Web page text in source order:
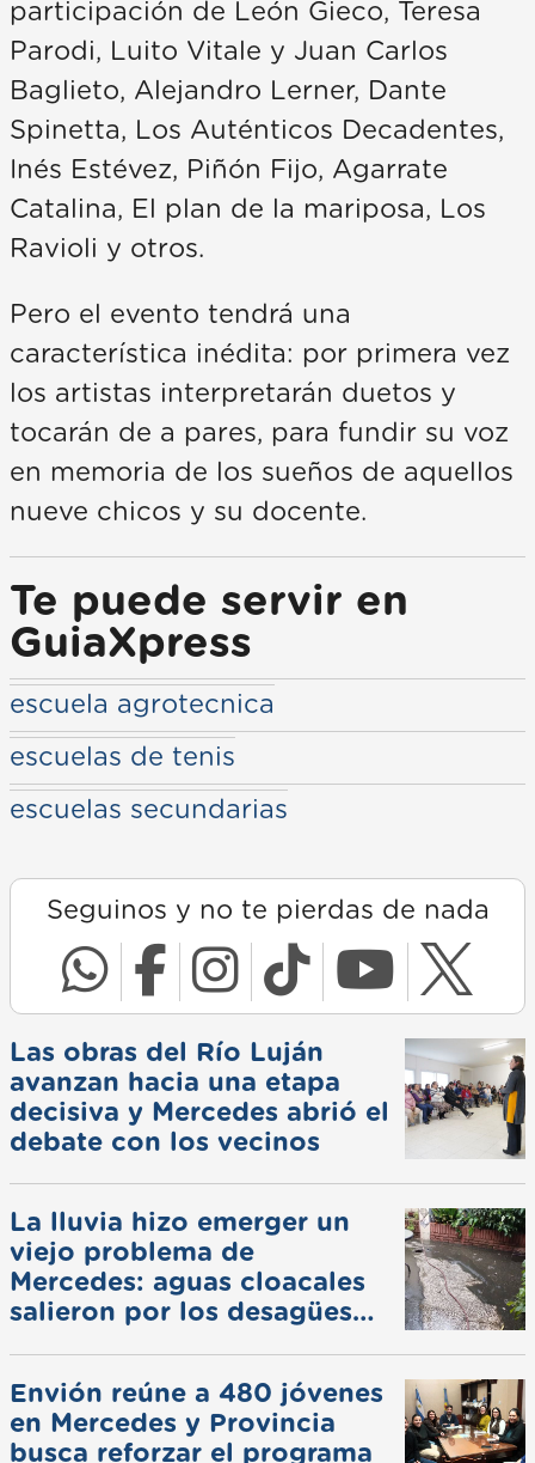
participación de León Gieco, Teresa
Parodi, Luito Vitale y Juan Carlos
Baglieto, Alejandro Lerner, Dante
Spinetta, Los Auténticos Decadentes,
Inés Estévez, Piñón Fijo, Agarrate
Catalina, El plan de la mariposa, Los
Ravioli y otros.
Pero el evento tendrá una
característica inédita: por primera vez
los artistas interpretarán duetos y
tocarán de a pares, para fundir su voz
en memoria de los sueños de aquellos
nueve chicos y su docente.
Te puede servir en
GuiaXpress
escuela agrotecnica
escuelas de tenis
escuelas secundarias
Seguinos y no te pierdas de nada
Las obras del Río Luján
avanzan hacia una etapa
decisiva y Mercedes abrió el
debate con los vecinos
La lluvia hizo emerger un
viejo problema de
Mercedes: aguas cloacales
salieron por los desagües
Envión reúne a 480 jóvenes
en Mercedes y Provincia
busca reforzar el programa